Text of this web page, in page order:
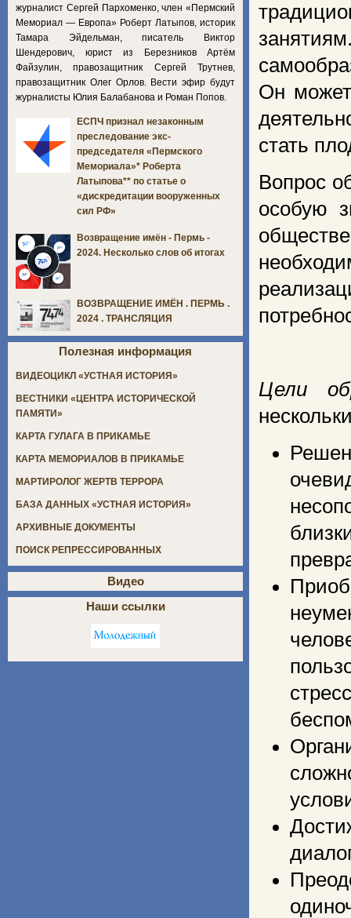
Он
стать
Вопрос
особую
Цели
журналист Сергей Пархоменко, член «Пермский
Мемориал — Европа» Роберт Латыпов, историк
Тамара Эйдельман, писатель Виктор
Шендерович, юрист из Березников Артём
Файзулин, правозащитник Сергей Трутнев,
правозащитник Олег Орлов. Вести эфир будут
журналисты Юлия Балабанова и Роман Попов.
ЕСПЧ признал незаконным
преследование экс-
председателя «Пермского
Мемориала»* Роберта
Латыпова** по статье о
«дискредитации вооруженных
сил РФ»
Возвращение имён - Пермь -
2024. Несколько слов об итогах
ВОЗВРАЩЕНИЕ ИМЁН . ПЕРМЬ .
2024 . ТРАНСЛЯЦИЯ
Полезная информация
ВИДЕОЦИКЛ «УСТНАЯ ИСТОРИЯ»
ВЕСТНИКИ «ЦЕНТРА ИСТОРИЧЕСКОЙ
ПАМЯТИ»
КАРТА ГУЛАГА В ПРИКАМЬЕ
КАРТА МЕМОРИАЛОВ В ПРИКАМЬЕ
МАРТИРОЛОГ ЖЕРТВ ТЕРРОРА
БАЗА ДАННЫХ «УСТНАЯ ИСТОРИЯ»
АРХИВНЫЕ ДОКУМЕНТЫ
ПОИСК РЕПРЕССИРОВАННЫХ
Видео
Наши ссылки